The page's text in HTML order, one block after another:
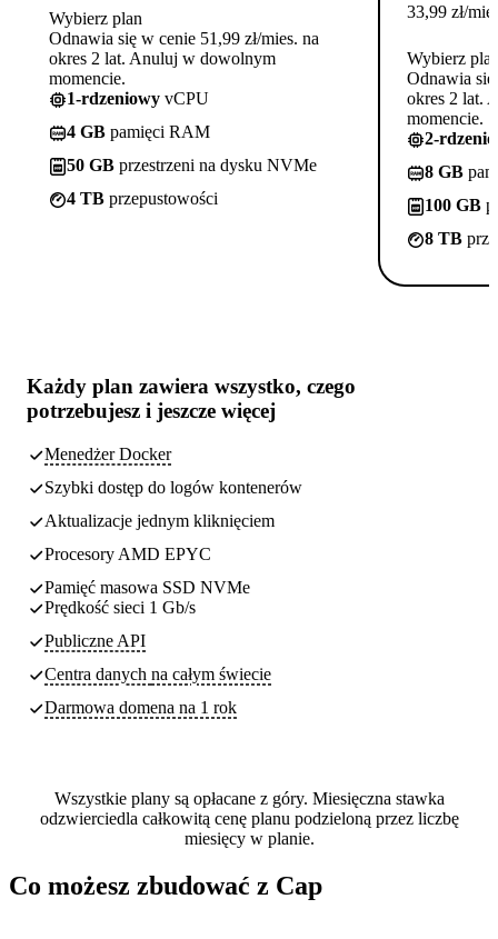
Wybierz plan
Odnawia się w cenie 51,99 zł/mies. na
okres 2 lat. Anuluj w dowolnym
momencie.
1-rdzeniowy vCPU
4 GB pamięci RAM
50 GB przestrzeni na dysku NVMe
4 TB przepustowości
33,99 zł/
Wybierz
Odnawia się
okres 2 lat.
momencie.
2-
8 GB
100 GB
8 TB
Każdy plan zawiera wszystko, czego
potrzebujesz i jeszcze więcej
Menedżer Docker
Szybki dostęp do logów kontenerów
Aktualizacje jednym kliknięciem
Procesory AMD EPYC
Pamięć masowa SSD NVMe
Prędkość sieci 1 Gb/s
Publiczne API
Centra danych na całym świecie
Darmowa domena na 1 rok
Wszystkie plany są opłacane z góry. Miesięczna stawka
odzwierciedla całkowitą cenę planu podzieloną przez liczbę
miesięcy w planie.
Co możesz zbudować z Cap